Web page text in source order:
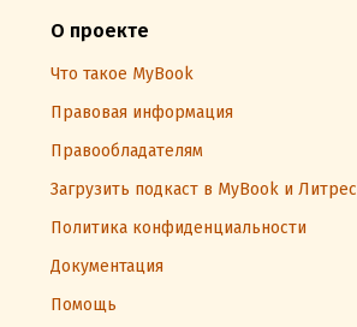
О проекте
Что такое MyBook
Правовая информация
Правообладателям
Загрузить подкаст в MyBook и Литрес
Политика конфиденциальности
Документация
Помощь